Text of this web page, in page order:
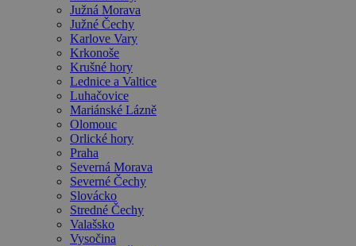
Južná Morava
Južné Čechy
Karlove Vary
Krkonoše
Krušné hory
Lednice a Valtice
Luhačovice
Mariánské Lázně
Olomouc
Orlické hory
Praha
Severná Morava
Severné Čechy
Slovácko
Stredné Čechy
Valašsko
Vysočina